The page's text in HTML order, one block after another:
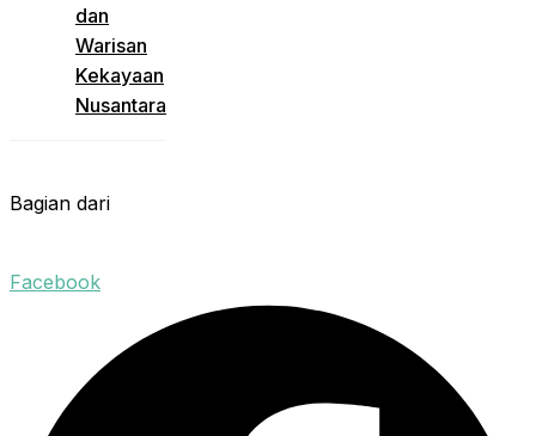
dan
Warisan
Kekayaan
Nusantara
Bagian dari
Facebook